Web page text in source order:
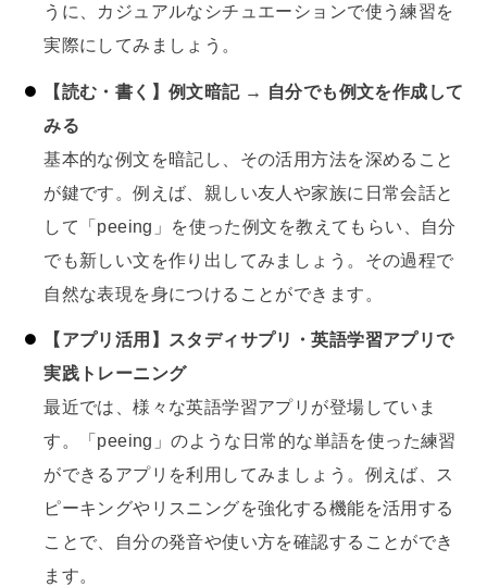
うに、カジュアルなシチュエーションで使う練習を
実際にしてみましょう。
【読む・書く】例文暗記 → 自分でも例文を作成して
みる
基本的な例文を暗記し、その活用方法を深めること
が鍵です。例えば、親しい友人や家族に日常会話と
して「peeing」を使った例文を教えてもらい、自分
でも新しい文を作り出してみましょう。その過程で
自然な表現を身につけることができます。
【アプリ活用】スタディサプリ・英語学習アプリで
実践トレーニング
最近では、様々な英語学習アプリが登場していま
す。「peeing」のような日常的な単語を使った練習
ができるアプリを利用してみましょう。例えば、ス
ピーキングやリスニングを強化する機能を活用する
ことで、自分の発音や使い方を確認することができ
ます。